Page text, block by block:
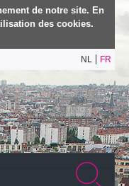
de notre site. En
des cookies.
NL FR